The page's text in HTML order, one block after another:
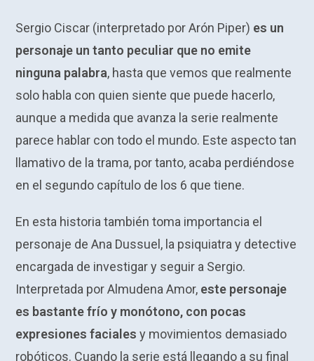
Sergio Ciscar (interpretado por Arón Piper) es un
personaje un tanto peculiar que no emite
ninguna palabra, hasta que vemos que realmente
solo habla con quien siente que puede hacerlo,
aunque a medida que avanza la serie realmente
parece hablar con todo el mundo. Este aspecto tan
llamativo de la trama, por tanto, acaba perdiéndose
en el segundo capítulo de los 6 que tiene.
En esta historia también toma importancia el
personaje de Ana Dussuel, la psiquiatra y detective
encargada de investigar y seguir a Sergio.
Interpretada por Almudena Amor, este personaje
es bastante frío y monótono, con pocas
expresiones facialesy movimientos demasiado
robóticos. Cuando la serie está llegando a su final